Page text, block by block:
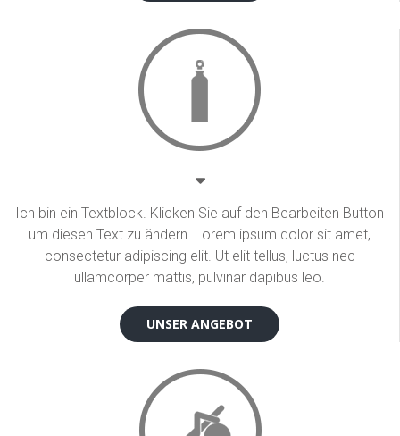
Ich bin ein Textblock. Klicken Sie auf den Bearbeiten Button
um diesen Text zu ändern. Lorem ipsum dolor sit amet,
consectetur adipiscing elit. Ut elit tellus, luctus nec
ullamcorper mattis, pulvinar dapibus leo.
UNSER ANGEBOT